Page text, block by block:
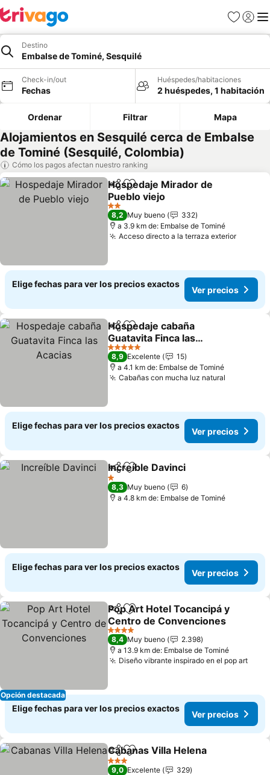
Favoritos
Iniciar
Destino
Embalse de Tominé, Sesquilé
Check-in/out
Fechas
Huéspedes/habitaciones
2 huéspedes, 1 habitación
Ordenar Filtrar Mapa
Alojamientos en Sesquilé cerca de Embalse
de Tominé (Sesquilé, Colombia)
Cómo los pagos afectan nuestro ranking
CompartirAgregar a favoritos
Hospedaje Mirador de
Pueblo viejo
2 Estrellas
8,2 Muy bueno
332
a 3.9 km de: Embalse de Tominé
Acceso directo a la terraza exterior
Elige fechas para ver los precios exactos
Ver precios
CompartirAgregar a favoritos
Hospedaje cabaña
Guatavita Finca las
Acacias
5 Estrellas
8,9 Excelente
15
a 4.1 km de: Embalse de Tominé
Cabañas con mucha luz natural
Elige fechas para ver los precios exactos
Ver precios
CompartirAgregar a favoritos
Increíble Davinci
1 Estrellas
8,3 Muy bueno
6
a 4.8 km de: Embalse de Tominé
Elige fechas para ver los precios exactos
Ver precios
Opción destacada
CompartirAgregar a favoritos
Pop Art Hotel Tocancipá y
Centro de Convenciones
4 Estrellas
8,4 Muy bueno
2.398
a 13.9 km de: Embalse de Tominé
Diseño vibrante inspirado en el pop art
Elige fechas para ver los precios exactos
Ver precios
CompartirAgregar a favoritos
Cabanas Villa Helena
3 Estrellas
9,0 Excelente
329